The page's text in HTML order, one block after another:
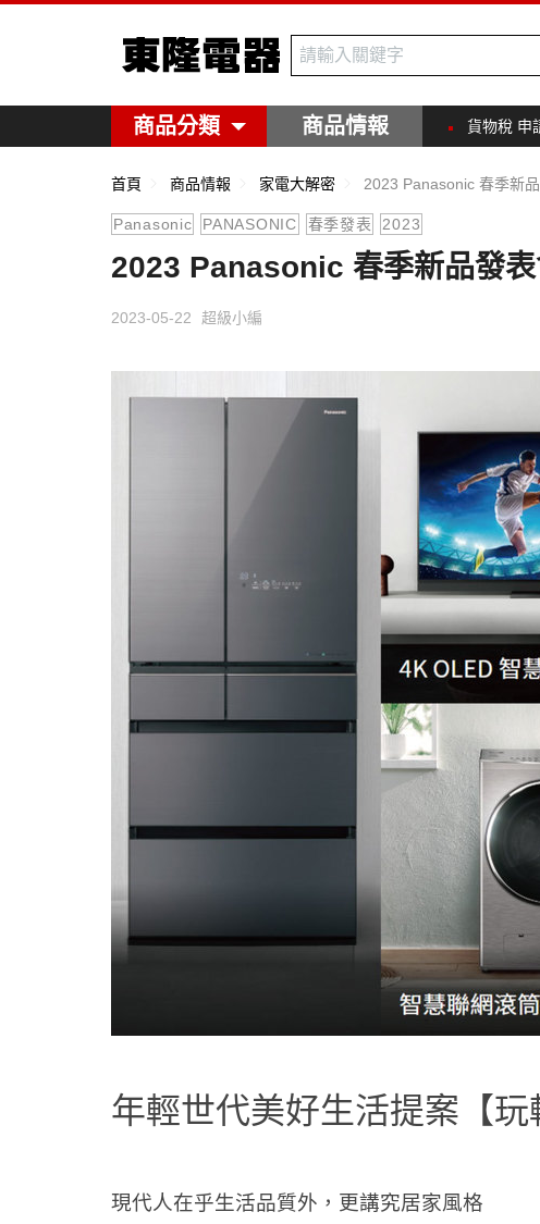
東隆電器
商品分類 商品情報 貨物稅 申
首頁 商品情報 家電大解密 2023 Panasonic 春季新
Panasonic PANASONIC 春季發表 2023
2023 Panasonic 春季新品發
2023-05-22 超級小編
年輕世代美好生活提案【玩
現代人在乎生活品質外，更講究居家風格